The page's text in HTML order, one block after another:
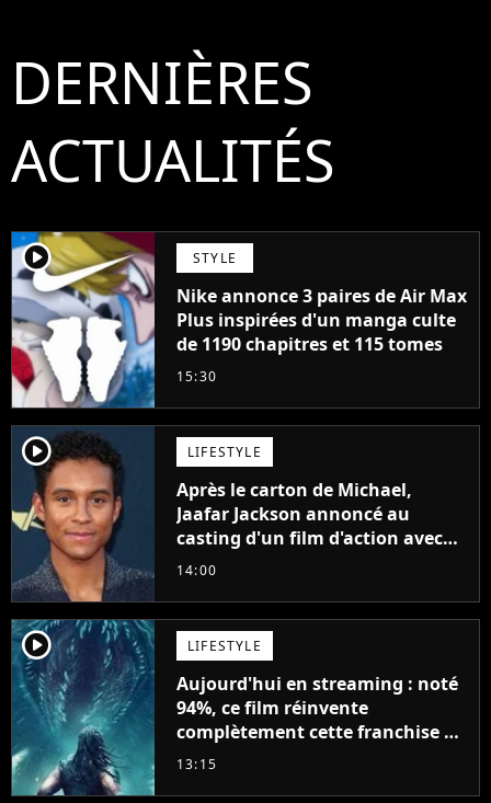
DERNIÈRES
ACTUALITÉS
player2 STYLE
Nike annonce 3 paires de Air Max
Plus inspirées d'un manga culte
de 1190 chapitres et 115 tomes
15:30
player2 LIFESTYLE
Après le carton de Michael,
Jaafar Jackson annoncé au
casting d'un film d'action avec
Will Smith
14:00
player2 LIFESTYLE
Aujourd'hui en streaming : noté
94%, ce film réinvente
complètement cette franchise de
science-fiction vieille de 40 ans
13:15